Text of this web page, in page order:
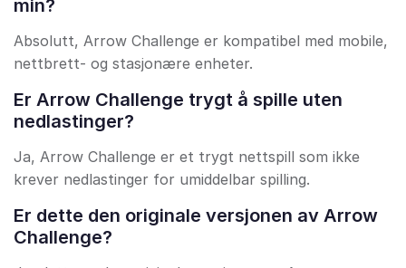
min?
Absolutt, Arrow Challenge er kompatibel med mobile,
nettbrett- og stasjonære enheter.
Er Arrow Challenge trygt å spille uten
nedlastinger?
Ja, Arrow Challenge er et trygt nettspill som ikke
krever nedlastinger for umiddelbar spilling.
Er dette den originale versjonen av Arrow
Challenge?